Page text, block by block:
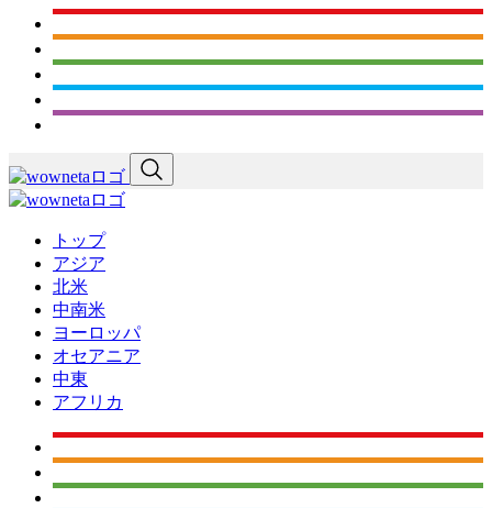
トップ
アジア
北米
中南米
ヨーロッパ
オセアニア
中東
アフリカ